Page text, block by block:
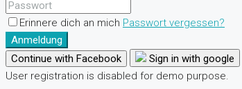
Erinnere dich an mich Passwort vergessen?
Anmeldung
Continue with Facebook
Sign in with google
User registration is disabled for demo purpose.